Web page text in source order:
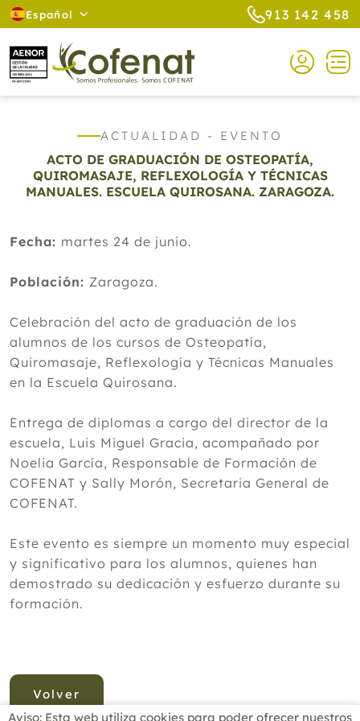
Español 913 142 458
ACTUALIDAD - EVENTO
ACTO DE GRADUACIÓN DE OSTEOPATÍA,
QUIROMASAJE, REFLEXOLOGÍA Y TÉCNICAS
MANUALES. ESCUELA QUIROSANA. ZARAGOZA.
Fecha: martes 24 de junio.
Población: Zaragoza.
Celebración del acto de graduación de los
alumnos de los cursos de Osteopatía,
Quiromasaje, Reflexología y Técnicas Manuales
en la Escuela Quirosana.
Entrega de diplomas a cargo del director de la
escuela, Luis Miguel Gracia, acompañado por
Noelia García, Responsable de Formación de
COFENAT y Sally Morón, Secretaria General de
COFENAT.
Este evento es siempre un momento muy especial
y significativo para los alumnos, quienes han
demostrado su dedicación y esfuerzo durante su
formación.
Volver
Aviso: Esta web utiliza cookies para poder ofrecer nuestros